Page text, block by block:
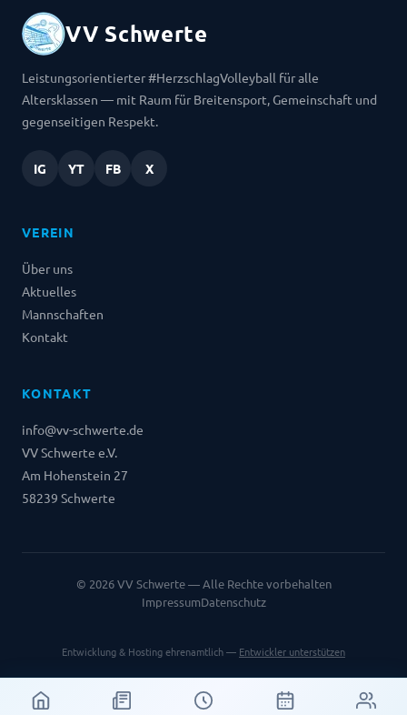
VV Schwerte
Leistungsorientierter #HerzschlagVolleyball für alle
Altersklassen — mit Raum für Breitensport, Gemeinschaft und
gegenseitigen Respekt.
IG YT FB X
VEREIN
Über uns
Aktuelles
Mannschaften
Kontakt
KONTAKT
info@vv-schwerte.de
VV Schwerte e.V.
Am Hohenstein 27
58239 Schwerte
© 2026VV Schwerte — Alle Rechte vorbehalten
ImpressumDatenschutz
Entwicklung & Hosting ehrenamtlich — Entwickler unterstützen